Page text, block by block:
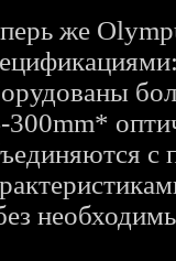
же
300mm*
с